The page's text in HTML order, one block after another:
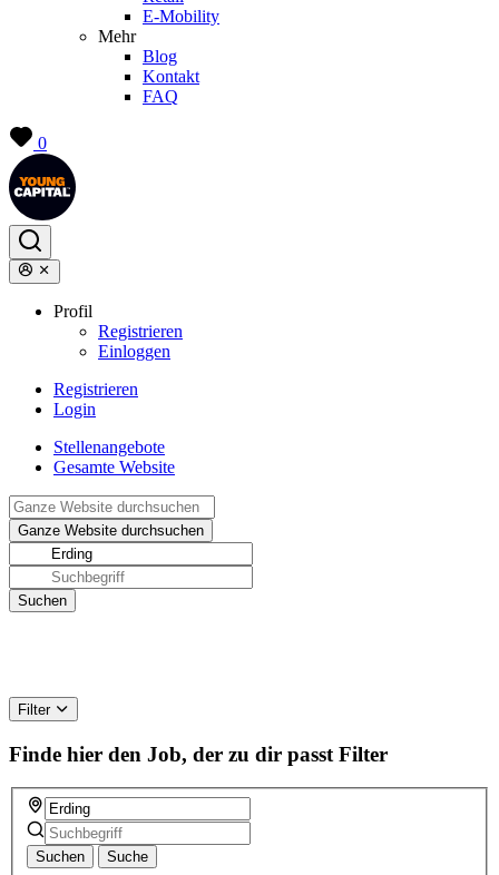
E-Mobility
Mehr
Blog
Kontakt
FAQ
0
Profil
Registrieren
Einloggen
Registrieren
Login
Stellenangebote
Gesamte Website
Filter
Finde hier den Job, der zu dir passt Filter
Suchen Suche